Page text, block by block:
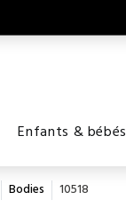
Enfants & bébés
Bodies 10518